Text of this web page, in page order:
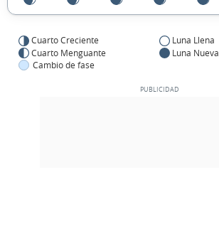
Cuarto Creciente
Luna Llena
Cuarto Menguante
Luna Nueva
Cambio de fase